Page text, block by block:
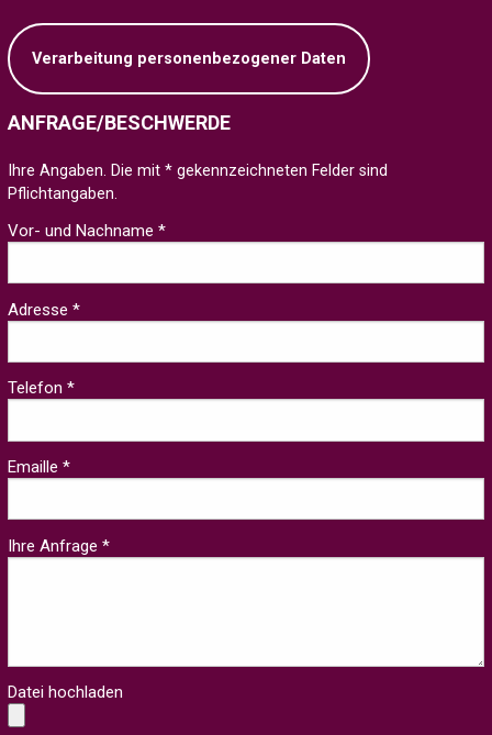
Verarbeitung personenbezogener Daten
ANFRAGE/BESCHWERDE
Ihre Angaben. Die mit * gekennzeichneten Felder sind
Pflichtangaben.
Vor- und Nachname *
Adresse *
Telefon *
Emaille *
Ihre Anfrage *
Datei hochladen